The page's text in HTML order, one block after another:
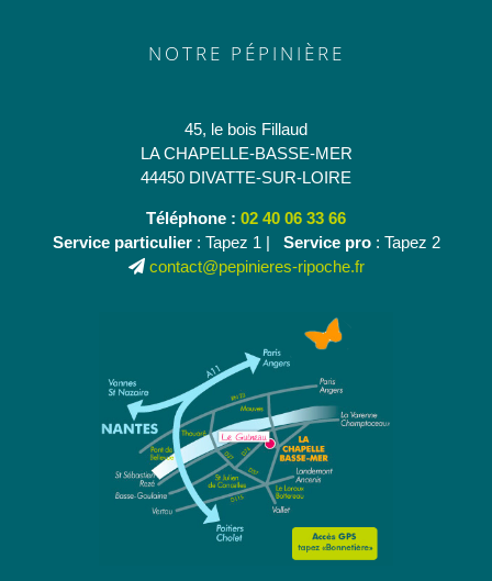
NOTRE PÉPINIÈRE
45, le bois Fillaud
LA CHAPELLE-BASSE-MER
44450 DIVATTE-SUR-LOIRE
Téléphone : 02 40 06 33 66
Service particulier: Tapez 1 | Service pro: Tapez 2
contact@pepinieres-ripoche.fr